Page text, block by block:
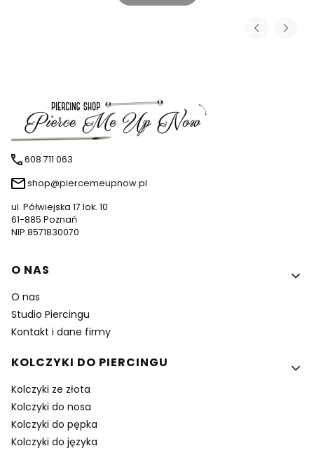
608 711 063
shop@piercemeupnow.pl
ul. Półwiejska 17 lok. 10
61-885 Poznań
NIP 8571830070
Linki w stopce
O NAS
O nas
Studio Piercingu
Kontakt i dane firmy
KOLCZYKI DO PIERCINGU
Kolczyki ze złota
Kolczyki do nosa
Kolczyki do pępka
Kolczyki do języka